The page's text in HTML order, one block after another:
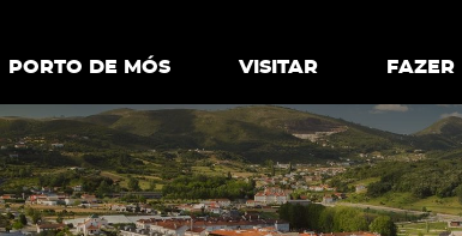
PORTO DE MÓS
VISITAR
PORTO DE MÓS VISITAR FAZER